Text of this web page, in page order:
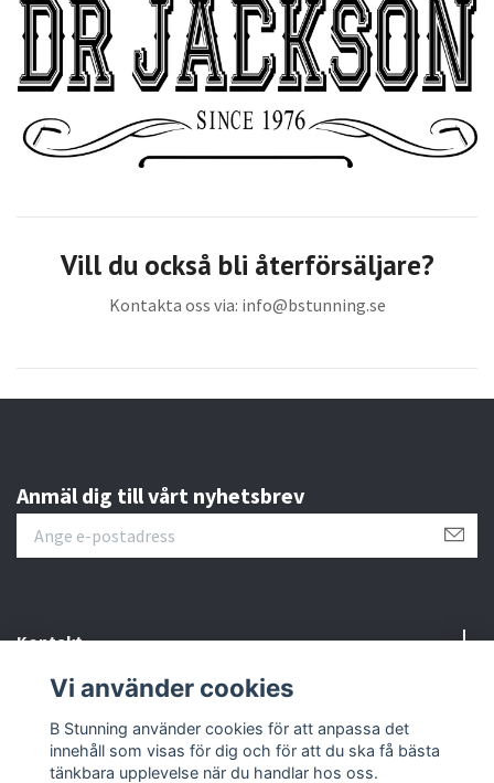
Vill du också bli återförsäljare?
Kontakta oss via: info@bstunning.se
Anmäl dig till vårt nyhetsbrev
Kontakt
Information
Sociala medier
Vi använder cookies
B Stunning använder cookies för att anpassa det
innehåll som visas för dig och för att du ska få bästa
tänkbara upplevelse när du handlar hos oss.